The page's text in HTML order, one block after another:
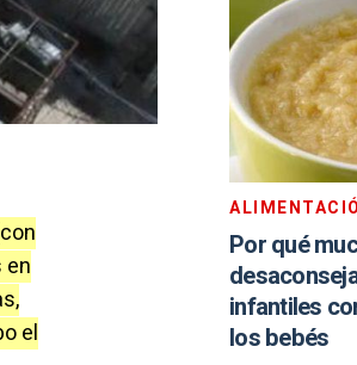
en
el
Por qué
infantiles
los bebés